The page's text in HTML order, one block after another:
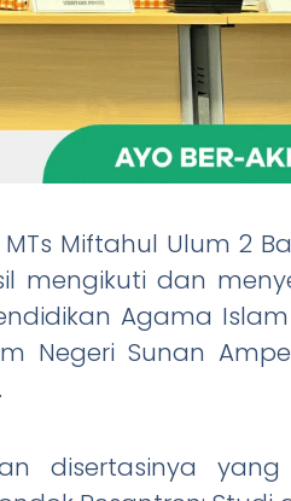
Miftahul Ulum 2
mengikuti dan
Agama
Negeri Sunan
disertasinya yang